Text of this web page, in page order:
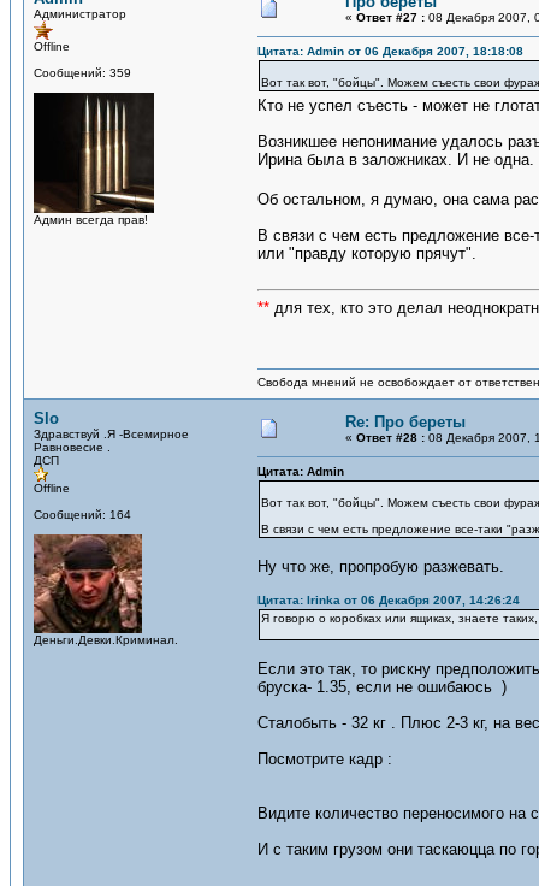
Администратор
Offline
Сообщений: 359
Админ всегда прав!
« Ответ #27 : 08 Декабря 2007,
Цитата: Admin от 06 Декабря 2007, 18:18:08
Вот так вот, "бойцы". Можем съесть свои
Кто не успел съесть - может не
Возникшее непонимание удалось
Ирина была в заложниках. И не
Об остальном, я думаю, она сама
В связи с чем есть предложение
или "правду которую прячут".
** для тех, кто это делал
Свобода мнений не освобождает от
Slo
Здравствуй .Я -Всемирное
Равновесие .
ДСП
Offline
Сообщений: 164
Деньги.Девки.Криминал.
Re: Про береты
« Ответ #28 : 08 Декабря 2007,
Цитата: Admin
Вот так вот, "бойцы". Можем съесть свои
В связи с чем есть предложение все-таки
Ну что же, пропробую разжевать.
Цитата: Irinka от 06 Декабря 2007, 14:26:24
Я говорю о коробках или ящиках, знаете
Если это так, то рискну
бруска- 1.35, если не ошибаюсь )
Сталобыть - 32 кг . Плюс 2-3 кг, на
Посмотрите кадр :
Видите количество переносимого на
И с таким грузом они таскаюцца по